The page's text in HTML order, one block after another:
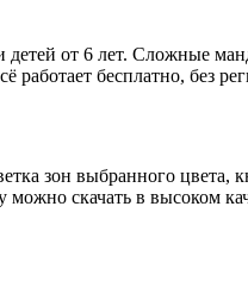
от 6 лет. Сложные
бесплатно, без
зон выбранного
скачать в высоком